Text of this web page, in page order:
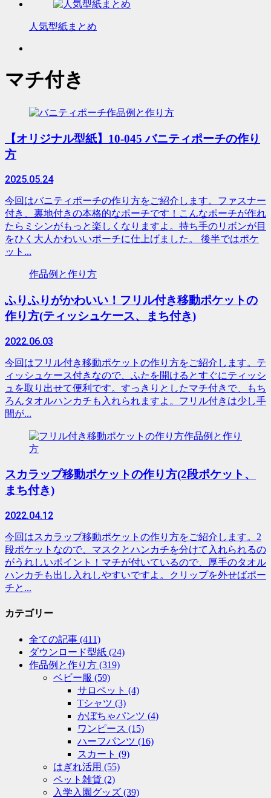
人気型紙まとめ
マチ付き
作品例と作り方
【オリジナル型紙】10-045 バニティポーチの作り
方
2025.05.24
今回はバニティポーチの作り方をご紹介します。ファスナー
付き、裏地付きの本格的なポーチです！こんなポーチが作れ
たらミシンがもっと楽しくなりますよ。持ち手のリボンが目
をひく大人かわいいポーチに仕上げました。 後半ではポケ
ット...
作品例と作り方
ふりふりがかわいい！フリル付き移動ポケットの
作り方(ティッシュケース、まち付き)
2022.06.03
今回はフリル付き移動ポケットの作り方をご紹介します。テ
ィッシュケース付きなので、ふたを開けるとすぐにティッシ
ュを取り出せて便利です。すっきりとしたマチ付きで、もち
ろんタオルハンカチも入れられますよ。フリル付きは少し手
間が...
作品例と作り
方
スカラップ移動ポケットの作り方(2段ポケット、
まち付き)
2022.04.12
今回はスカラップ移動ポケットの作り方をご紹介します。2
段ポケットなので、マスクとハンカチを分けて入れられるの
がうれしいポイント！マチが付いているので、厚手のタオル
ハンカチも出し入れしやすいですよ。クリップを外せばポー
チと...
カテゴリー
全ての記事 (411)
ダウンロード型紙 (24)
作品例と作り方 (319)
ベビー服 (59)
サロペット (4)
Tシャツ (3)
かぼちゃパンツ (4)
ワンピース (15)
ハーフパンツ (16)
スカート (9)
はぎれ活用 (55)
ペット雑貨 (2)
入学入園グッズ (39)